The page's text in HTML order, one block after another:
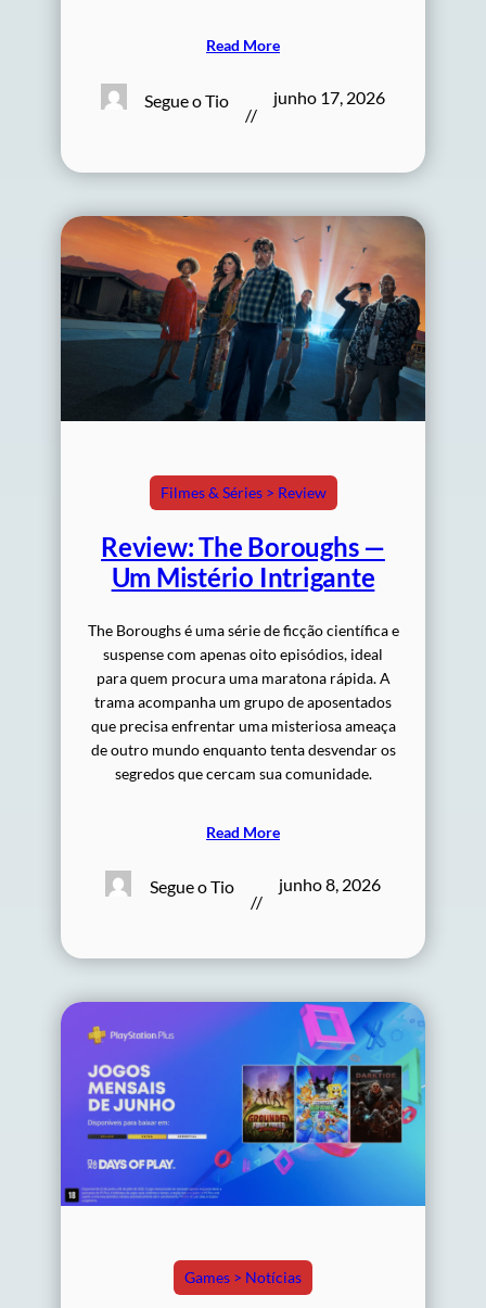
Read More
Segue o Tio
//
junho 17, 2026
Filmes & Séries > Review
Review: The Boroughs —
Um Mistério Intrigante
The Boroughs é uma série de ficção científica e
suspense com apenas oito episódios, ideal
para quem procura uma maratona rápida. A
trama acompanha um grupo de aposentados
que precisa enfrentar uma misteriosa ameaça
de outro mundo enquanto tenta desvendar os
segredos que cercam sua comunidade.
Read More
Segue o Tio
//
junho 8, 2026
Games > Notícias